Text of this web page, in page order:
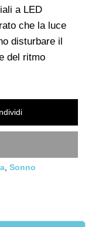
a LED
che la luce
disturbare il
del ritmo
Sonno